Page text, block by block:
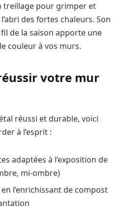
treillage pour grimper et
des fortes chaleurs. Son
de la saison apporte une
couleur à vos murs.
votre mur
réussi et durable, voici
à l’esprit :
adaptées à l’exposition de
mi-ombre)
l’enrichissant de compost